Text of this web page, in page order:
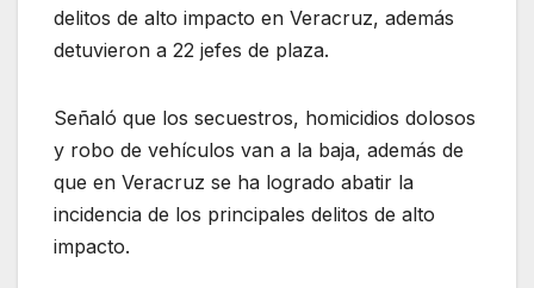
delitos de alto impacto en Veracruz, además
detuvieron a 22 jefes de plaza.
Señaló que los secuestros, homicidios dolosos
y robo de vehículos van a la baja, además de
que en Veracruz se ha logrado abatir la
incidencia de los principales delitos de alto
impacto.